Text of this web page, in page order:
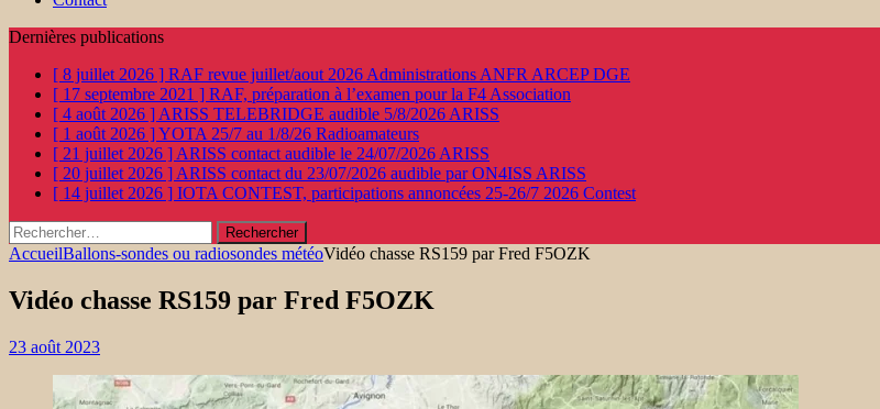
Dernières publications
[ 8 juillet 2026 ] RAF revue juillet/aout 2026 Administrations ANFR ARCEP DGE
[ 17 septembre 2021 ] RAF, préparation à l’examen pour la F4 Association
[ 4 août 2026 ] ARISS TELEBRIDGE audible 5/8/2026 ARISS
[ 1 août 2026 ]YOTA 25/7 au 1/8/26 Radioamateurs
[ 21 juillet 2026 ] ARISS contact audible le 24/07/2026 ARISS
[ 20 juillet 2026 ] ARISS contact du 23/07/2026 audible par ON4ISS ARISS
[ 14 juillet 2026 ] IOTA CONTEST, participations annoncées 25-26/7 2026 Contest
Rechercher :
AccueilBallons-sondes ou radiosondes météoVidéo chasse RS159 par Fred F5OZK
Vidéo chasse RS159 par Fred F5OZK
23 août 2023